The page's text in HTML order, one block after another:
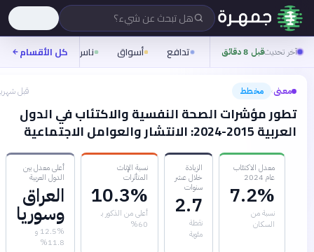
هل تبحث عن شيء؟
آخر تحديثقبل 8 دقائق تدافع أسواق ناس روح شيفرة كل الأقسام
معنى› مخطط قبل شهرين
تطور مؤشرات الصحة النفسية والاكتئاب في الدول
العربية 2015-2024: الانتشار والعوامل الاجتماعية
معدل الاكتئاب
7.2%
نسبة من
السكان
خلال عشر
سنوات
2.7
نسبة الإناث
المتأثرات
10.3%
أعلى من الذكور بـ
أعلى معدل بين
الدول العربية
العراق
وسوريا
12.5% و